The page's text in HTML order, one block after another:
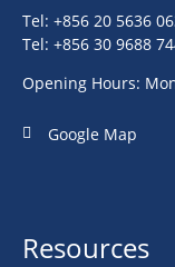
Tel: +856 20 5636
Tel: +856 30 9688
Opening Hours:
Google Map
Resources